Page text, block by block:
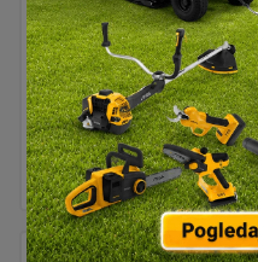
Bluza radna Class siva
vel. XXL
30,50€
na
stranici
proizvoda
ZADNJI KOMAD